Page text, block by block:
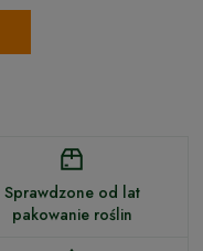
Sprawdzone od lat
pakowanie roślin